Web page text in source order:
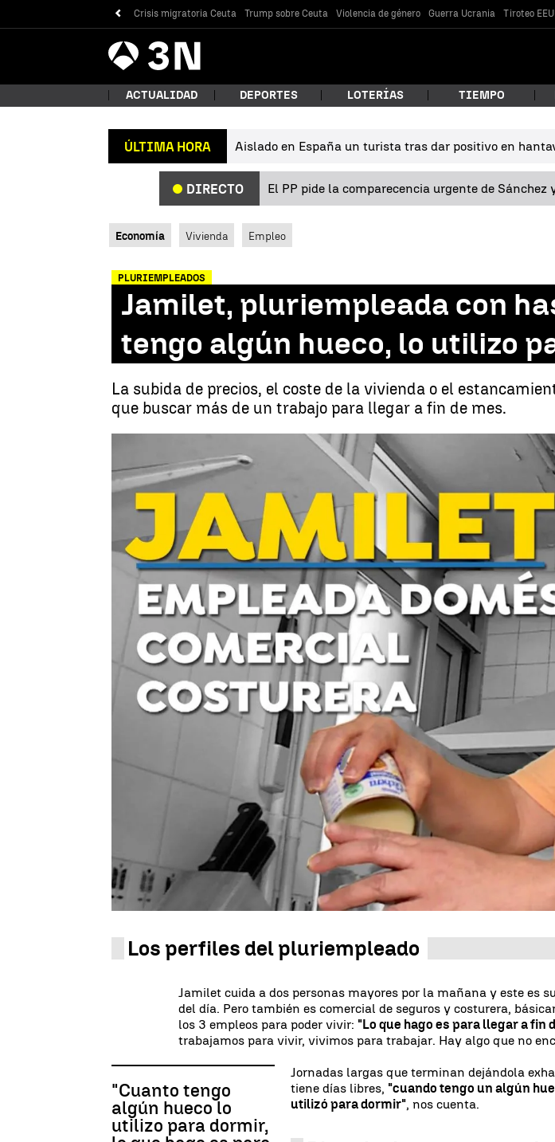
Crisis migratoria Ceuta Trump sobre Ceuta Violencia de género Guerra Ucrania Tiroteo
Antena
3 Noticias
¿Qué estás buscando?
Buscar
ACTUALIDAD DEPORTES LOTERÍAS TIEMPO
ÚLTIMA HORA Aislado en España un turista tras dar positivo en
DIRECTO El PP pide la comparecencia urgente de
Economía Vivienda Empleo
PLURIEMPLEADOS
Jamilet, pluriempleada con
tengo algún hueco, lo utilizo
La subida de precios, el coste de la vivienda o el
que buscar más de un trabajo para llegar a fin de mes.
Gonzalo Rodríguez | Juan Manuel M. Lardón
Publicado:22 de septiembre de 2024, 08:34
Si tomamos como referencia el dato delaño 2021, el número de
ha aumentado un 13% . Y si lo comparamos con el2019la
que ha tenido que buscarse un segundo trabajo ha
aumentado
También tiene mucho que ver los diferentes tipos de contratos
reformas laborales
. Pero el hecho es que, desde hace muy poco,
medio millón de personas pluriempleadas (585.800),de los
mujeres y representan al 3% del total de ocupadas. Este grupo
del 2,7 % del total de 21,2 millones de ocupados
al que tiene de media esta situación en el resto de países europeos.
Los perfiles del pluriempleado
Jamilet cuida a dos personas mayores por la mañana y este es
del día. Pero también es comercial de seguros y costurera,
los 3 empleos para poder vivir: "Lo que hago es para llegar a fin
trabajamos para vivir, vivimos para trabajar. Hay algo que no
"Cuanto tengo
algún hueco lo
utilizo para dormir,
Jornadas largas que terminan dejándola
tiene días libres, "cuando tengo un algún
utilizó para dormir", nos cuenta.